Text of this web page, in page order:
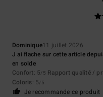
Dominique11 juillet 2026
J ai flache sur cette article
en solde
Confort: 5/5 Rapport qualité /
Coloris: 5/5
Je recommande ce produit